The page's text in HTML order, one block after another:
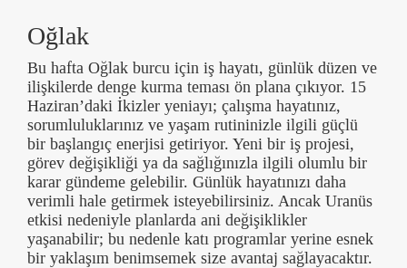
Oğlak
Bu hafta Oğlak burcu için iş hayatı, günlük düzen ve
ilişkilerde denge kurma teması ön plana çıkıyor. 15
Haziran’daki İkizler yeniayı; çalışma hayatınız,
sorumluluklarınız ve yaşam rutininizle ilgili güçlü
bir başlangıç enerjisi getiriyor. Yeni bir iş projesi,
görev değişikliği ya da sağlığınızla ilgili olumlu bir
karar gündeme gelebilir. Günlük hayatınızı daha
verimli hale getirmek isteyebilirsiniz. Ancak Uranüs
etkisi nedeniyle planlarda ani değişiklikler
yaşanabilir; bu nedenle katı programlar yerine esnek
bir yaklaşım benimsemek size avantaj sağlayacaktır.